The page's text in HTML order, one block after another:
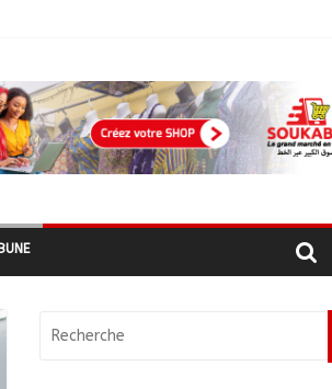
أبشي: الرئيس الولائي للحزب الإصلاحي بولاية وداي يطالب الحكومة بمعالجة أزمة المياه والوقود وغاز الطهي.